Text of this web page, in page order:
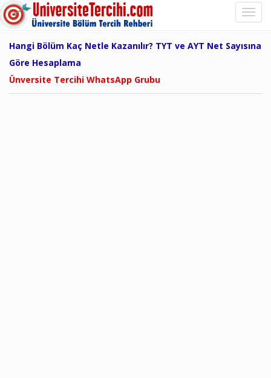
Hangi Bölüm Kaç Netle Kazanılır? TYT ve AYT Net Sayısına
Göre Hesaplama
Ünversite Tercihi WhatsApp Grubu